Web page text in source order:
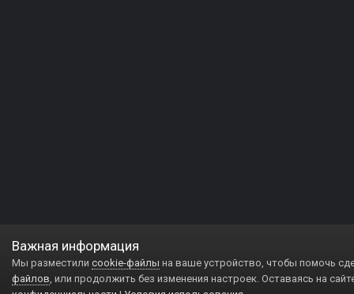
Важная информация
Мы разместили cookie-файлы на ваше устройство, чтобы помочь
файлов, или продолжить без изменения настроек. Оставаясь на